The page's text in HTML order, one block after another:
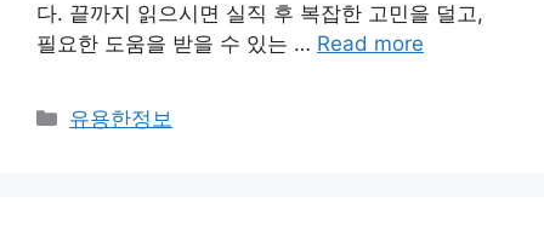
다. 끝까지 읽으시면 실직 후 복잡한 고민을 덜고,
필요한 도움을 받을 수 있는 … Read more
Categories
유용한정보